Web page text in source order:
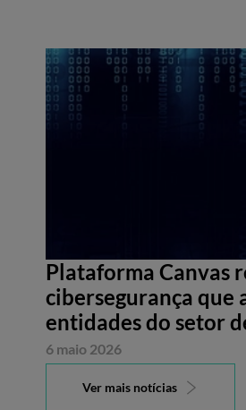
Plataforma Canvas
cibersegurança que
entidades do setor
6 maio 2026
Ver mais notícias